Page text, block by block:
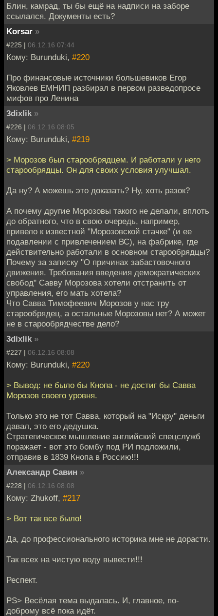
Блин, камрад, ты бы ещё на надписи на заборе
ссылался. Документы есть?
Korsar »
#225 | 06.12.16 07:44
Кому: Burunduki, #220
Про финансовые источники большевиков Егор
Яковлев ЕМНИП разбирал в первом разведопросе
мифов про Ленина
3dixlik »
#226 | 06.12.16 08:05
Кому: Burunduki, #219
> Морозов был старообрядцем. И работали у него
старообрядцы. Он для своих условия улучшал.
Да ну? А можешь это доказать? Ну, хоть разок?
А почему другие Морозовы такого не делали, вплоть
до обратного, что в свою очередь, например,
привело к известной "Морозовской стачке" (и ее
подавлении с привлечением ВС), на фабрике, где
действительно работали в основном старообрядцы?
Почему за записку "О причинах забастовочного
движения. Требования введения демократических
свобод" Савву Морозова хотели отстранить от
управления, его мать хотела?
Что Савва Тимофеевич Морозов у нас тру
старообрядец, а остальные Морозовы нет? А может
не в старообрядчестве дело?
3dixlik »
#227 | 06.12.16 08:08
Кому: Burunduki, #220
> Вывод: не было бы Кнопа - не достиг бы Савва
Морозов своего уровня.
Только это не тот Савва, который на "Искру" деньги
давал, это его дедушка.
Стратегическое мышление английский спецслужб
поражает - вот это бомбу под РИ подложили,
отправив в 1839 Кнопа в Россию!!!
Александр Савин »
#228 | 06.12.16 08:08
Кому: Zhukoff, #217
> Вот так все было!
Да, до профессионального историка мне не дорасти.
Так всех на чистую воду вывести!!!
Респект.
PS> Весёлая тема выдалась. И, главное, по-
доброму всё пока идёт.